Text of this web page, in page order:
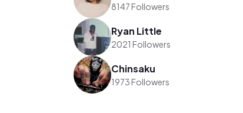
8147 Followers
Ryan Little
2021 Followers
Chinsaku
1973 Followers